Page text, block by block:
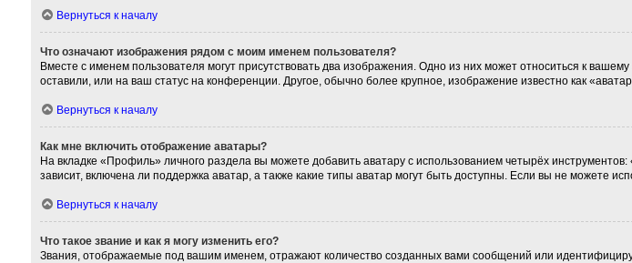
Вернуться к началу
Что означают изображения рядом с моим именем пользователя?
Вместе с именем пользователя могут присутствовать два изображения. Одно из них может относиться к
оставили, или на ваш статус на конференции. Другое, обычно более крупное, изображение известно как
Вернуться к началу
Как мне включить отображение аватары?
На вкладке «Профиль» личного раздела вы можете добавить аватару с использованием четырёх
зависит, включена ли поддержка аватар, а также какие типы аватар могут быть доступны. Если вы не можете
Вернуться к началу
Что такое звание и как я могу изменить его?
Звания, отображаемые под вашим именем, отражают количество созданных вами сообщений или